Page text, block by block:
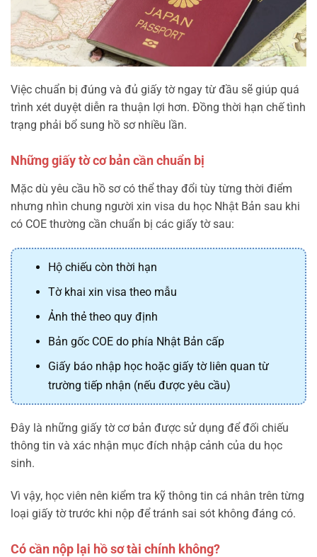
Việc chuẩn bị đúng và đủ giấy tờ ngay từ đầu sẽ giúp quá
trình xét duyệt diễn ra thuận lợi hơn. Đồng thời hạn chế tình
trạng phải bổ sung hồ sơ nhiều lần.
Những giấy tờ cơ bản cần chuẩn bị
Mặc dù yêu cầu hồ sơ có thể thay đổi tùy từng thời điểm
nhưng nhìn chung người xin visa du học Nhật Bản sau khi
có COE thường cần chuẩn bị các giấy tờ sau:
Hộ chiếu còn thời hạn
Tờ khai xin visa theo mẫu
Ảnh thẻ theo quy định
Bản gốc COE do phía Nhật Bản cấp
Giấy báo nhập học hoặc giấy tờ liên quan từ
trường tiếp nhận (nếu được yêu cầu)
Đây là những giấy tờ cơ bản được sử dụng để đối chiếu
thông tin và xác nhận mục đích nhập cảnh của du học
sinh.
Vì vậy, học viên nên kiểm tra kỹ thông tin cá nhân trên từng
loại giấy tờ trước khi nộp để tránh sai sót không đáng có.
Có cần nộp lại hồ sơ tài chính không?